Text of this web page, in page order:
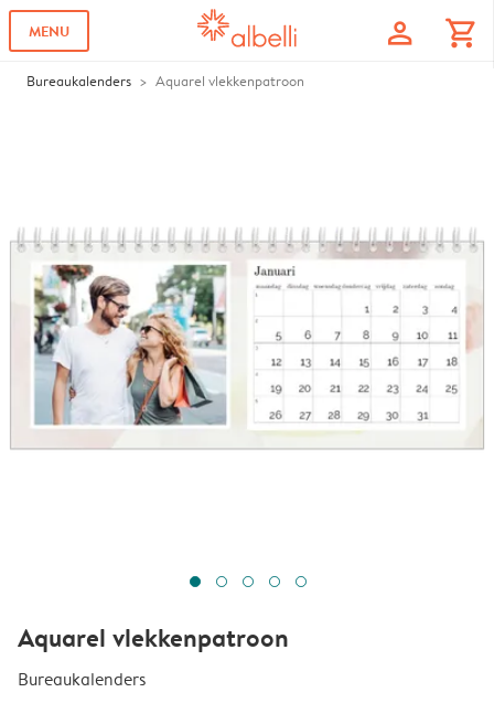
MENU profile shopping_cart
Bureaukalenders Aquarel vlekkenpatroon
Aquarel vlekkenpatroon
Bureaukalenders